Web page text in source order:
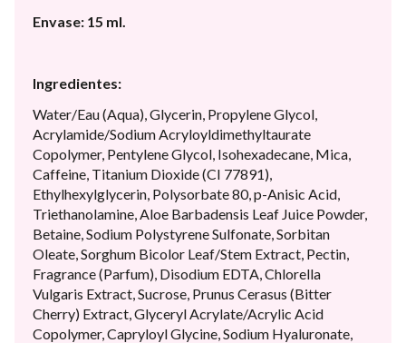
Envase: 15 ml.
Ingredientes:
Water/Eau (Aqua), Glycerin, Propylene Glycol,
Acrylamide/Sodium Acryloyldimethyltaurate
Copolymer, Pentylene Glycol, Isohexadecane, Mica,
Caffeine, Titanium Dioxide (CI 77891),
Ethylhexylglycerin, Polysorbate 80, p-Anisic Acid,
Triethanolamine, Aloe Barbadensis Leaf Juice Powder,
Betaine, Sodium Polystyrene Sulfonate, Sorbitan
Oleate, Sorghum Bicolor Leaf/Stem Extract, Pectin,
Fragrance (Parfum), Disodium EDTA, Chlorella
Vulgaris Extract, Sucrose, Prunus Cerasus (Bitter
Cherry) Extract, Glyceryl Acrylate/Acrylic Acid
Copolymer, Capryloyl Glycine, Sodium Hyaluronate,